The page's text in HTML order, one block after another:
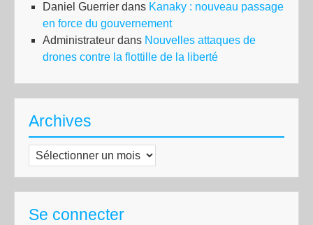
Daniel Guerrier dans Kanaky : nouveau passage
en force du gouvernement
Administrateur dans Nouvelles attaques de
drones contre la flottille de la liberté
Archives
Archives
Se connecter